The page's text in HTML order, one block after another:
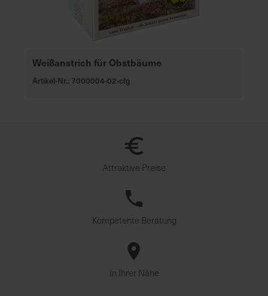
Weißanstrich für Obstbäume
Artikel-Nr.: 7000004-02-cfg
Attraktive Preise
Kompetente Beratung
In Ihrer Nähe